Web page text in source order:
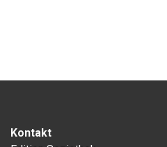
Kontakt